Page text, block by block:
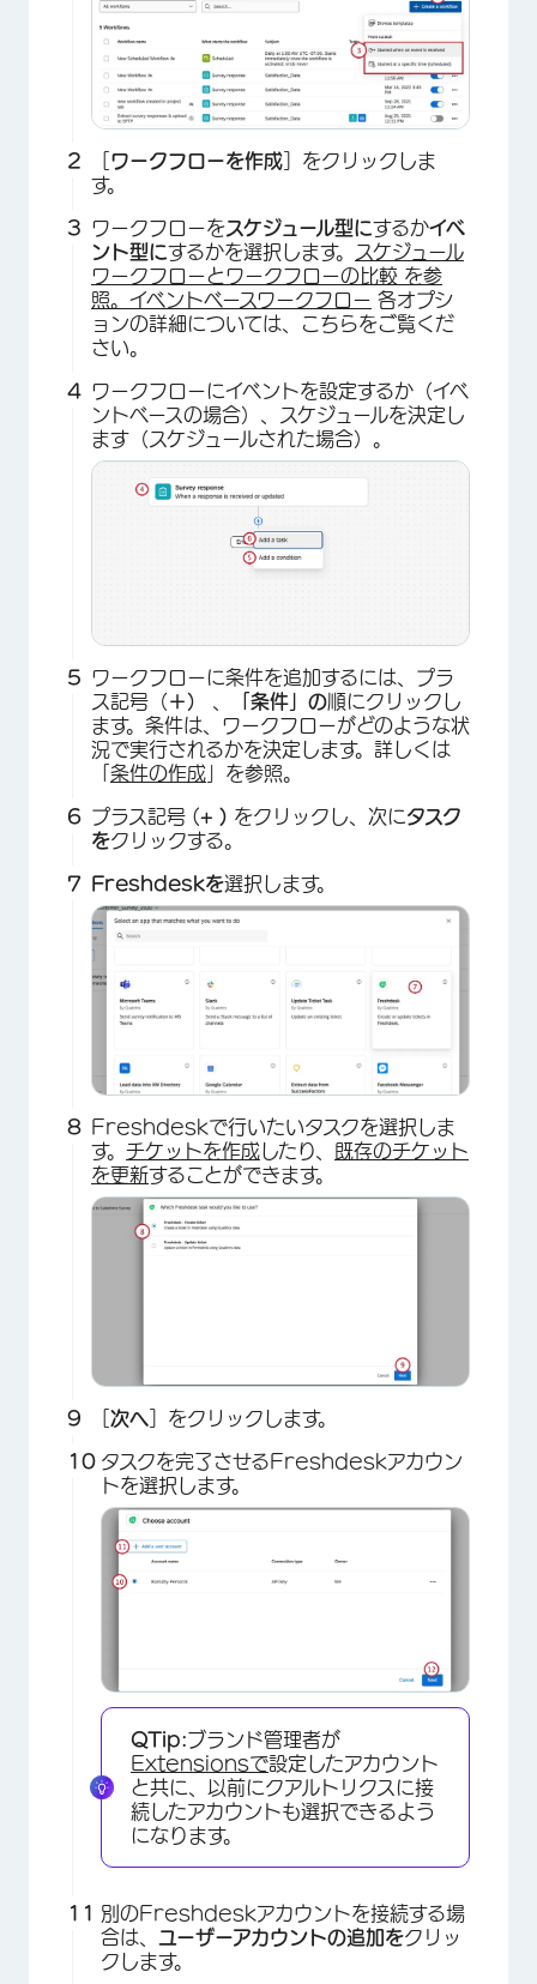
ワークフローを作成 ］をクリックしま
す。
ワークフローをスケジュール型にするかイベ
ント型にするかを選択します。
スケジュール
ワークフローとワークフローの比較 を参
照。イベントベースワークフロー 各オプシ
ョンの詳細については、こちらをご覧くだ
さい。
ワークフローにイベントを設定するか（イベ
ントベースの場合）、スケジュールを決定し
ます（スケジュールされた場合）。
ワークフローに条件を追加するには、プラ
ス記号（＋） 「条件」の順にクリックし
ます。条件は、ワークフローがどのような状
況で実行されるかを決定します。詳しくは
条件の作成 」を参照。
プラス記号 (+ ) をクリックし、次にタスク
をクリックする。
Freshdeskを選択します。
×
Freshdeskで行いたいタスクを選択しま
す。 チケットを作成したり、 既存のチケット
を更新することができます。
次へ ］をクリックします。
タスクを完了させるFreshdeskアカウン
トを選択します。
QTip:ブランド管理者が
Extensionsで設定したアカウント
と共に、以前にクアルトリクスに接
続したアカウントも選択できるよう
になります。
別のFreshdeskアカウントを接続する場
合は、
ユーザーアカウントの追加をクリッ
クします。